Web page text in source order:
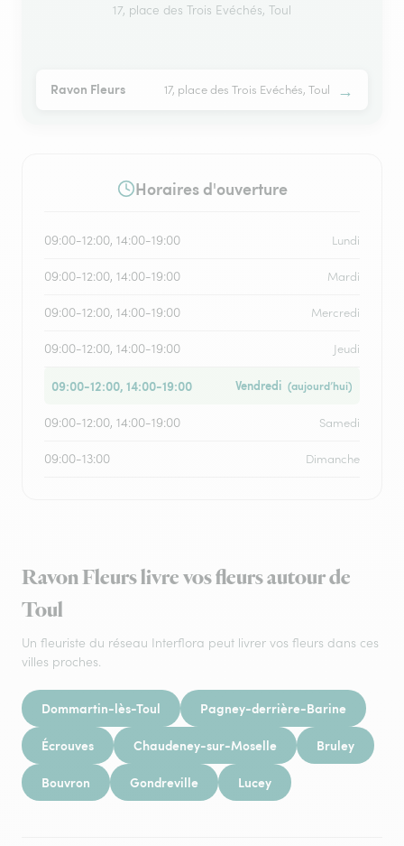
17, place des Trois Evéchés, Toul
Ravon Fleurs 17, place des Trois Evéchés, Toul →
Horaires d'ouverture
09:00-12:00, 14:00-19:00 Lundi
09:00-12:00, 14:00-19:00 Mardi
09:00-12:00, 14:00-19:00 Mercredi
09:00-12:00, 14:00-19:00 Jeudi
09:00-12:00, 14:00-19:00 Vendredi (aujourd’hui)
09:00-12:00, 14:00-19:00 Samedi
09:00-13:00 Dimanche
Ravon Fleurs livre vos fleurs autour de
Toul
Un fleuriste du réseau Interflora peut livrer vos fleurs dans ces
villes proches.
Dommartin-lès-Toul Pagney-derrière-Barine
Écrouves Chaudeney-sur-Moselle Bruley
Bouvron Gondreville Lucey